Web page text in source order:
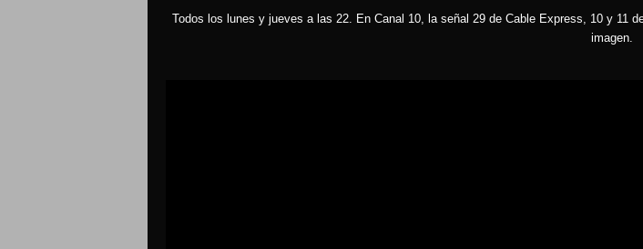
de
Todos los lunes y jueves a las 22. En Canal 10, la señal 29 de Cable Express, 10 y 11
imagen.